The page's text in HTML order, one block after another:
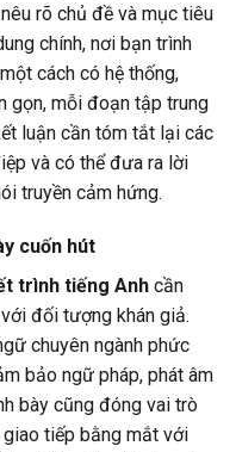
rõ chủ đề và mục tiêu
chính, nơi bạn trình
cách có hệ thống,
gọn, mỗi đoạn tập trung
luận cần tóm tắt lại các
và có thể đưa ra lời
truyền cảm hứng.
cuốn hút
trình tiếng Anh cần
đối tượng khán giả.
chuyên ngành phức
bảo ngữ pháp, phát âm
bày cũng đóng vai trò
tiếp bằng mắt với